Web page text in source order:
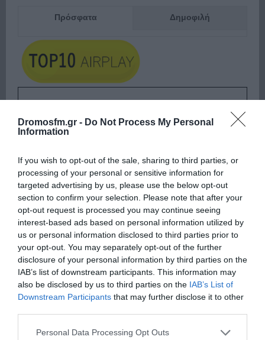
Dromosfm.gr - Do Not Process My Personal
Information
If you wish to opt-out of the sale, sharing to third parties, or
processing of your personal or sensitive information for
targeted advertising by us, please use the below opt-out
section to confirm your selection. Please note that after your
opt-out request is processed you may continue seeing
interest-based ads based on personal information utilized by
us or personal information disclosed to third parties prior to
your opt-out. You may separately opt-out of the further
disclosure of your personal information by third parties on the
IAB’s list of downstream participants. This information may
also be disclosed by us to third parties on the IAB’s List of
Downstream Participants that may further disclose it to other
Please note that this website/app uses one or more Google
Personal Data Processing Opt Outs
Πρόσφατα Δημοφιλή
Παρακαλώ Περιμένετε...
ΛΟΓΑΡΙΑΣΜΟΣ - ΛΙΟΛΙΟΥ ΚΑΤΕΡΙΝΑ